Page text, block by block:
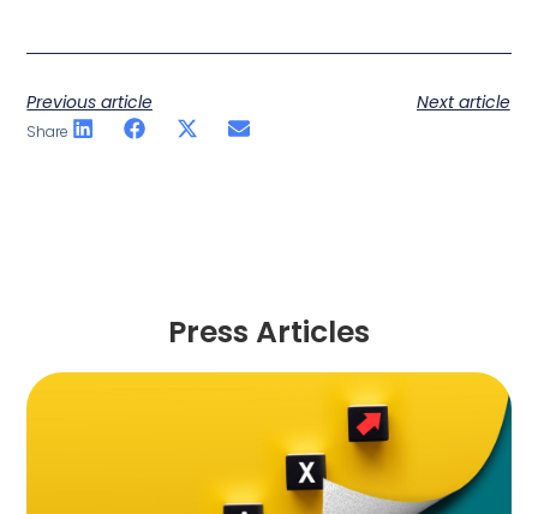
Previous article Next article
Share
Press Articles